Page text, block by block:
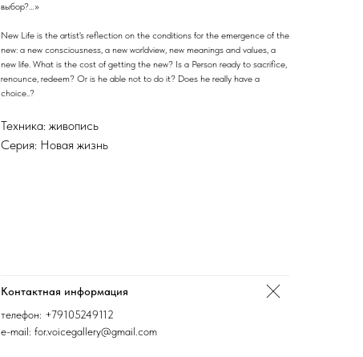
выбор?…»
New Life is the artist's reflection on the conditions for the emergence of the
new: a new consciousness, a new worldview, new meanings and values, a
new life. What is the cost of getting the new? Is a Person ready to sacrifice,
renounce, redeem? Or is he able not to do it? Does he really have a
choice..?
Техника: живопись
Серия: Новая жизнь
Контактная информация
телефон: +79105249112
e-mail: for.voicegallery@gmail.com